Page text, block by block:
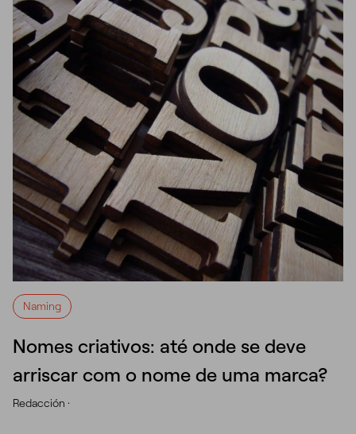
Naming
Nomes criativos: até onde se deve
arriscar com o nome de uma marca?
Redacción ·